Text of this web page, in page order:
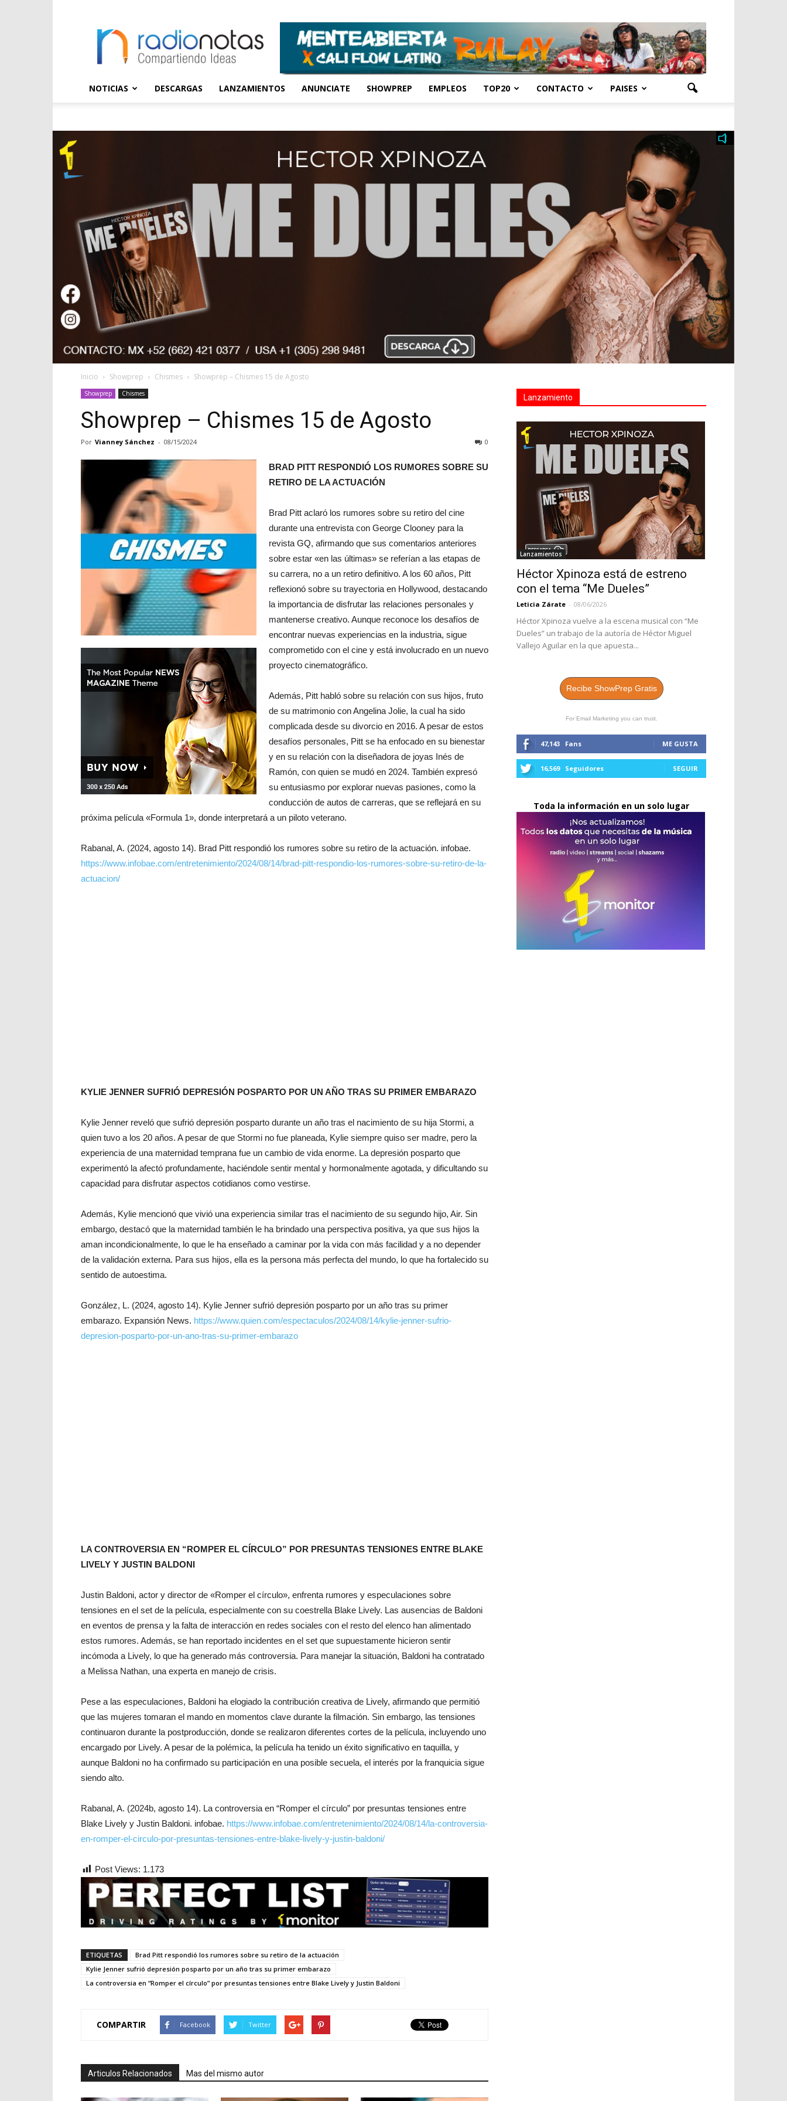
NOTICIAS DESCARGAS LANZAMIENTOS ANUNCIATE SHOWPREP EMPLEOS TOP20 CONTACTO PAISES
Inicio Showprep Chismes Showprep – Chismes 15 de Agosto
Showprep Chismes
Showprep – Chismes 15 de Agosto
Por Vianney Sánchez - 08/15/2024 0
BRAD PITT RESPONDIÓ LOS RUMORES SOBRE SU
RETIRO DE LA ACTUACIÓN
Brad Pitt aclaró los rumores sobre su retiro del cine
durante una entrevista con George Clooney para la
revista GQ, afirmando que sus comentarios anteriores
sobre estar «en las últimas» se referían a las etapas de
su carrera, no a un retiro definitivo. A los 60 años, Pitt
reflexionó sobre su trayectoria en Hollywood, destacando
la importancia de disfrutar las relaciones personales y
mantenerse creativo. Aunque reconoce los desafíos de
encontrar nuevas experiencias en la industria, sigue
comprometido con el cine y está involucrado en un nuevo
proyecto cinematográfico.
Además, Pitt habló sobre su relación con sus hijos, fruto
de su matrimonio con Angelina Jolie, la cual ha sido
complicada desde su divorcio en 2016. A pesar de estos
desafíos personales, Pitt se ha enfocado en su bienestar
y en su relación con la diseñadora de joyas Inés de
Ramón, con quien se mudó en 2024. También expresó
su entusiasmo por explorar nuevas pasiones, como la
conducción de autos de carreras, que se reflejará en su
próxima película «Formula 1», donde interpretará a un piloto veterano.
Rabanal, A. (2024, agosto 14). Brad Pitt respondió los rumores sobre su retiro de la actuación. infobae.
https://www.infobae.com/entretenimiento/2024/08/14/brad-pitt-respondio-los-rumores-sobre-su-retiro-de-la-
actuacion/
KYLIE JENNER SUFRIÓ DEPRESIÓN POSPARTO POR UN AÑO TRAS SU PRIMER EMBARAZO
Kylie Jenner reveló que sufrió depresión posparto durante un año tras el nacimiento de su hija Stormi, a
quien tuvo a los 20 años. A pesar de que Stormi no fue planeada, Kylie siempre quiso ser madre, pero la
experiencia de una maternidad temprana fue un cambio de vida enorme. La depresión posparto que
experimentó la afectó profundamente, haciéndole sentir mental y hormonalmente agotada, y dificultando su
capacidad para disfrutar aspectos cotidianos como vestirse.
Además, Kylie mencionó que vivió una experiencia similar tras el nacimiento de su segundo hijo, Air. Sin
embargo, destacó que la maternidad también le ha brindado una perspectiva positiva, ya que sus hijos la
aman incondicionalmente, lo que le ha enseñado a caminar por la vida con más facilidad y a no depender
de la validación externa. Para sus hijos, ella es la persona más perfecta del mundo, lo que ha fortalecido su
sentido de autoestima.
González, L. (2024, agosto 14). Kylie Jenner sufrió depresión posparto por un año tras su primer
embarazo. Expansión News. https://www.quien.com/espectaculos/2024/08/14/kylie-jenner-sufrio-
depresion-posparto-por-un-ano-tras-su-primer-embarazo
LA CONTROVERSIA EN “ROMPER EL CÍRCULO” POR PRESUNTAS TENSIONES ENTRE BLAKE
LIVELY Y JUSTIN BALDONI
Justin Baldoni, actor y director de «Romper el círculo», enfrenta rumores y especulaciones sobre
tensiones en el set de la película, especialmente con su coestrella Blake Lively. Las ausencias de Baldoni
en eventos de prensa y la falta de interacción en redes sociales con el resto del elenco han alimentado
estos rumores. Además, se han reportado incidentes en el set que supuestamente hicieron sentir
incómoda a Lively, lo que ha generado más controversia. Para manejar la situación, Baldoni ha contratado
a Melissa Nathan, una experta en manejo de crisis.
Pese a las especulaciones, Baldoni ha elogiado la contribución creativa de Lively, afirmando que permitió
que las mujeres tomaran el mando en momentos clave durante la filmación. Sin embargo, las tensiones
continuaron durante la postproducción, donde se realizaron diferentes cortes de la película, incluyendo uno
encargado por Lively. A pesar de la polémica, la película ha tenido un éxito significativo en taquilla, y
aunque Baldoni no ha confirmado su participación en una posible secuela, el interés por la franquicia sigue
siendo alto.
Rabanal, A. (2024b, agosto 14). La controversia en “Romper el círculo” por presuntas tensiones entre
Blake Lively y Justin Baldoni. infobae. https://www.infobae.com/entretenimiento/2024/08/14/la-controversia-
en-romper-el-circulo-por-presuntas-tensiones-entre-blake-lively-y-justin-baldoni/
Post Views: 1.173
ETIQUETAS
Brad Pitt respondió los rumores sobre su retiro de la actuación
Kylie Jenner sufrió depresión posparto por un año tras su primer embarazo
La controversia en “Romper el círculo” por presuntas tensiones entre Blake Lively y Justin Baldoni
COMPARTIR Facebook Twitter
Articulos Relacionados Mas del mismo autor
Lanzamiento
Lanzamientos
Héctor Xpinoza está de estreno
con el tema “Me Dueles”
Leticia Zárate - 08/06/2026
Héctor Xpinoza vuelve a la escena musical con “Me
Dueles” un trabajo de la autoría de Héctor Miguel
Vallejo Aguilar en la que apuesta...
Recibe ShowPrep Gratis
For Email Marketing you can trust.
47,143 Fans ME GUSTA
16,569 Seguidores SEGUIR
Toda la información en un solo lugar